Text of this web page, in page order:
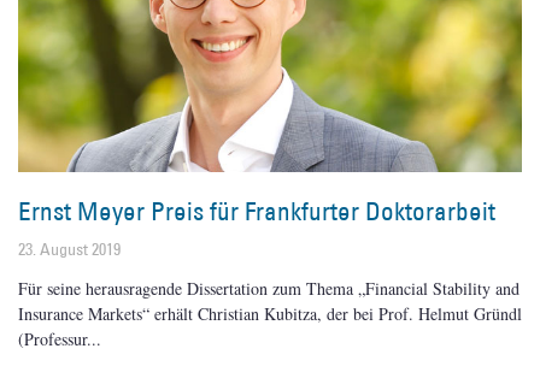
Ernst Meyer Preis für Frankfurter Doktorarbeit
23. August 2019
Für seine herausragende Dissertation zum Thema „Financial Stability and
Insurance Markets“ erhält Christian Kubitza, der bei Prof. Helmut Gründl
(Professur